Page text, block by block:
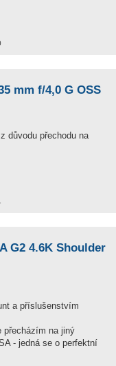
mm f/4,0 G OSS
důvodu přechodu na
G2 4.6K Shoulder
a příslušenstvím
přecházím na jiný
- jedná se o perfektní